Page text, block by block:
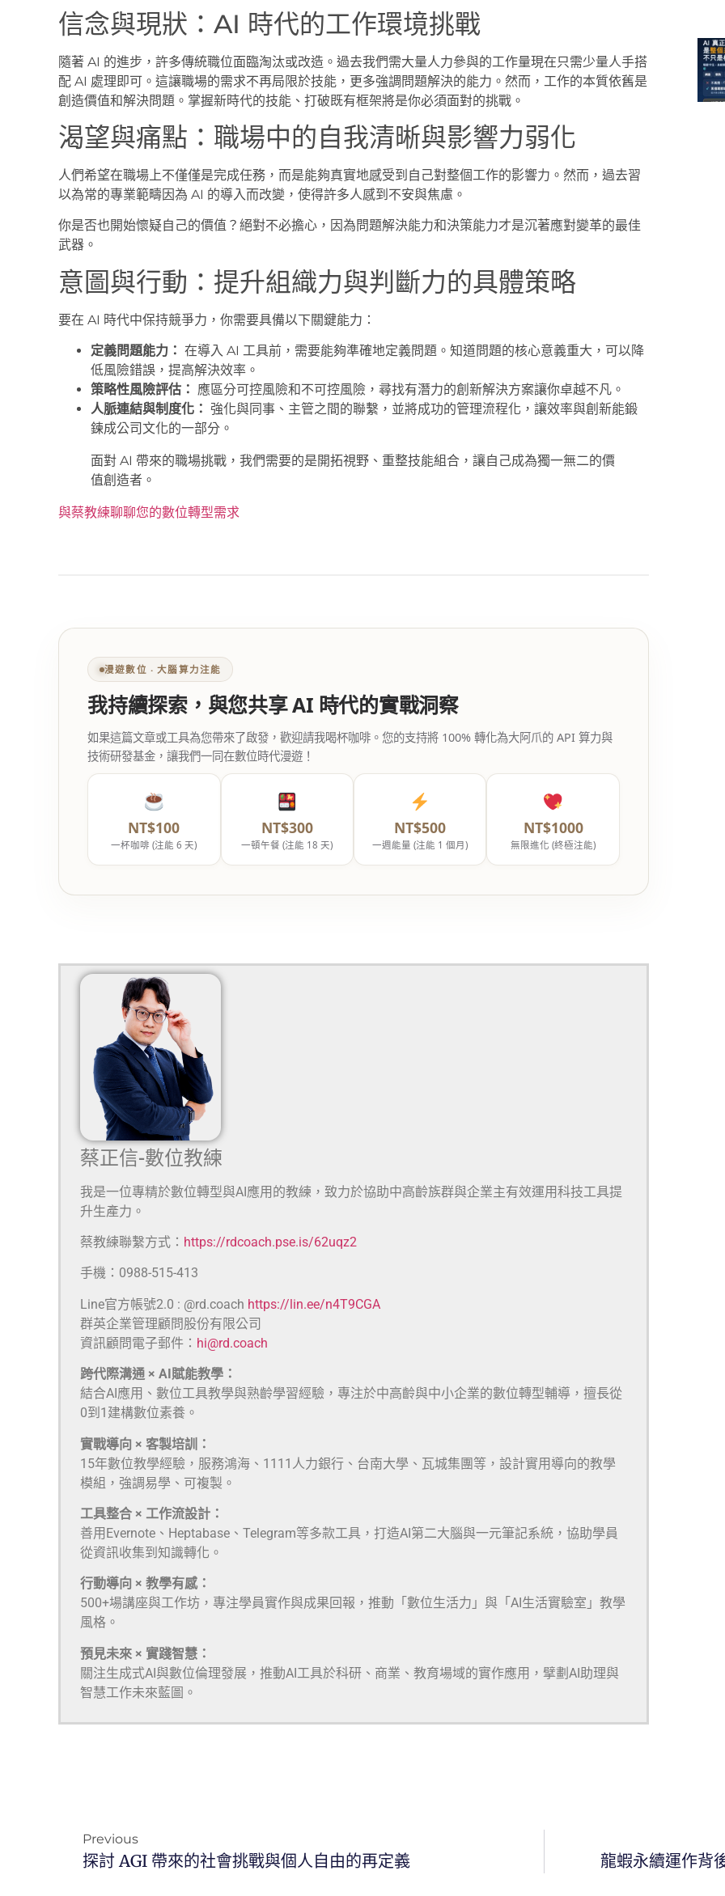
信念與現狀：AI 時代的工作環境挑戰
隨著 AI 的進步，許多傳統職位面臨淘汰或改造。過去我們需大量人力參與的工作量現在只需少量人手搭
配 AI 處理即可。這讓職場的需求不再局限於技能，更多強調問題解決的能力。然而，工作的本質依舊是
創造價值和解決問題。掌握新時代的技能、打破既有框架將是你必須面對的挑戰。
渴望與痛點：職場中的自我清晰與影響力弱化
人們希望在職場上不僅僅是完成任務，而是能夠真實地感受到自己對整個工作的影響力。然而，過去習
以為常的專業範疇因為 AI 的導入而改變，使得許多人感到不安與焦慮。
你是否也開始懷疑自己的價值？絕對不必擔心，因為問題解決能力和決策能力才是沉著應對變革的最佳
武器。
意圖與行動：提升組織力與判斷力的具體策略
要在 AI 時代中保持競爭力，你需要具備以下關鍵能力：
定義問題能力： 在導入 AI 工具前，需要能夠準確地定義問題。知道問題的核心意義重大，可以降
低風險錯誤，提高解決效率。
策略性風險評估： 應區分可控風險和不可控風險，尋找有潛力的創新解決方案讓你卓越不凡。
人脈連結與制度化： 強化與同事、主管之間的聯繫，並將成功的管理流程化，讓效率與創新能鍛
鍊成公司文化的一部分。
面對 AI 帶來的職場挑戰，我們需要的是開拓視野、重整技能組合，讓自己成為獨一無二的價
值創造者。
與蔡教練聊聊您的數位轉型需求
漫遊數位 ‧ 大腦算力注能
我持續探索，與您共享 AI 時代的實戰洞察
如果這篇文章或工具為您帶來了啟發，歡迎請我喝杯咖啡。您的支持將 100% 轉化為大阿爪的 API 算力與
技術研發基金，讓我們一同在數位時代漫遊！
NT$100
一杯咖啡 (注能 6 天)
NT$300
一頓午餐 (注能 18 天)
NT$500
一週能量 (注能 1 個月)
NT$1000
無限進化 (終極注能)
蔡正信-數位教練
我是一位專精於數位轉型與AI應用的教練，致力於協助中高齡族群與企業主有效運用科技工具提
升生產力。
蔡教練聯繫方式： https://rdcoach.pse.is/62uqz2
手機：0988-515-413
Line官方帳號2.0 : @rd.coach https://lin.ee/n4T9CGA
群英企業管理顧問股份有限公司
資訊顧問電子郵件： hi@rd.coach
跨代際溝通 × AI賦能教學：
結合AI應用、數位工具教學與熟齡學習經驗，專注於中高齡與中小企業的數位轉型輔導，擅長從
0到1建構數位素養。
實戰導向 × 客製培訓：
15年數位教學經驗，服務鴻海、1111人力銀行、台南大學、瓦城集團等，設計實用導向的教學
模組，強調易學、可複製。
工具整合 × 工作流設計：
善用Evernote、Heptabase、Telegram等多款工具，打造AI第二大腦與一元筆記系統，協助學員
從資訊收集到知識轉化。
行動導向 × 教學有感：
500+場講座與工作坊，專注學員實作與成果回報，推動「數位生活力」與「AI生活實驗室」教學
風格。
預見未來 × 實踐智慧：
關注生成式AI與數位倫理發展，推動AI工具於科研、商業、教育場域的實作應用，擘劃AI助理與
智慧工作未來藍圖。
Previous
探討 AGI 帶來的社會挑戰與個人自由的再定義 龍蝦永續運作背